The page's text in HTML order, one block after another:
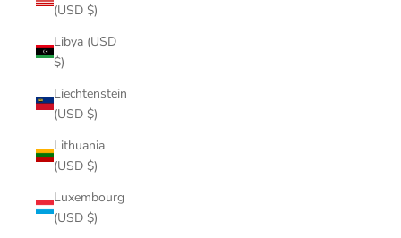
(USD $)
Libya (USD
$)
Liechtenstein
(USD $)
Lithuania
(USD $)
Luxembourg
(USD $)